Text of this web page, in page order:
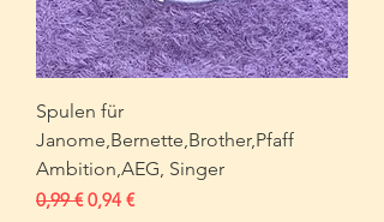
Spulen für
Janome,Bernette,Brother,Pfaff
Ambition,AEG, Singer
Standardpreis
0,99 € Sale-Preis
0,94 €